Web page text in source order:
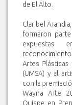
de El Alto.
Claribel
formaron
expuestas
Artes Plásticas
(UMSA) y al
con la
Wayna Arte
Quispe en